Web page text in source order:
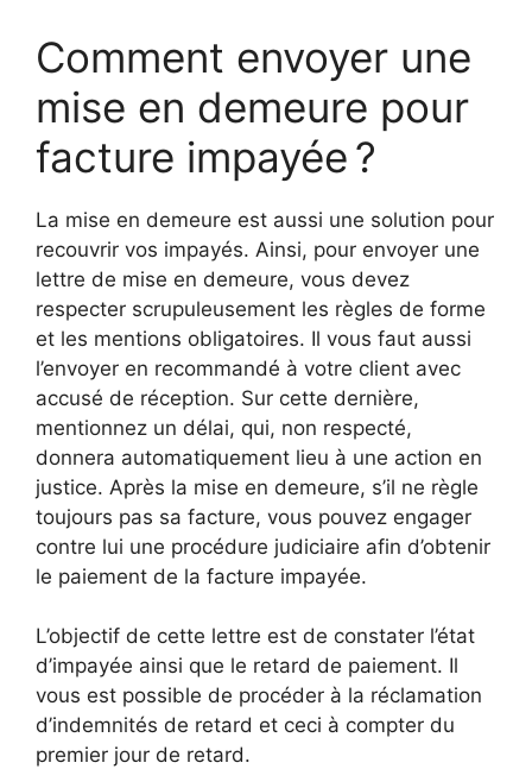
Comment envoyer une
mise en demeure pour
facture impayée ?
La mise en demeure est aussi une solution pour
recouvrir vos impayés. Ainsi, pour envoyer une
lettre de mise en demeure, vous devez
respecter scrupuleusement les règles de forme
et les mentions obligatoires. Il vous faut aussi
l’envoyer en recommandé à votre client avec
accusé de réception. Sur cette dernière,
mentionnez un délai, qui, non respecté,
donnera automatiquement lieu à une action en
justice. Après la mise en demeure, s’il ne règle
toujours pas sa facture, vous pouvez engager
contre lui une procédure judiciaire afin d’obtenir
le paiement de la facture impayée.
L’objectif de cette lettre est de constater l’état
d’impayée ainsi que le retard de paiement. Il
vous est possible de procéder à la réclamation
d’indemnités de retard et ceci à compter du
premier jour de retard.